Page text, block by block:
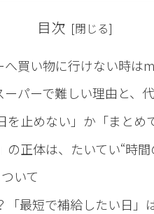
目次
へ買い物に行けない時
パーで難しい理由と、
を止めない」か「まとめ
の正体は、たいてい“時
いて
「最短で補給したい日